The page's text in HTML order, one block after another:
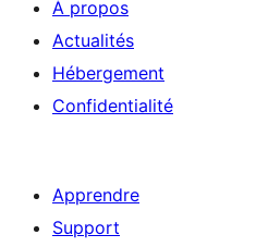
À propos
Actualités
Hébergement
Confidentialité
Apprendre
Support